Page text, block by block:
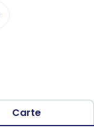
Carte